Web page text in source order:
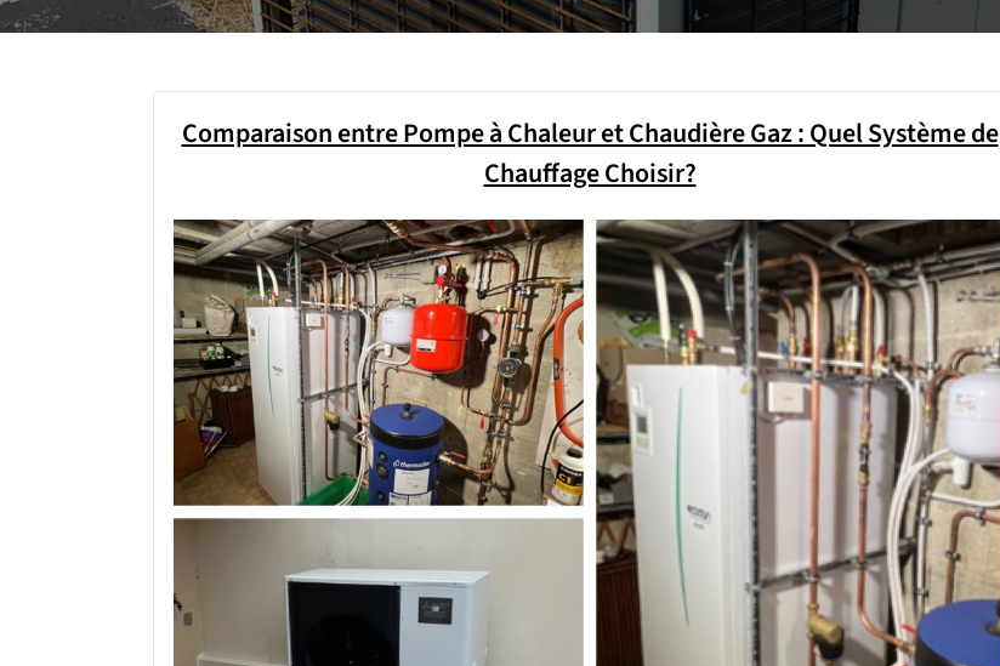
Comparaison entre Pompe à Chaleur et Chaudière Gaz : Quel Système de
Chauffage Choisir?